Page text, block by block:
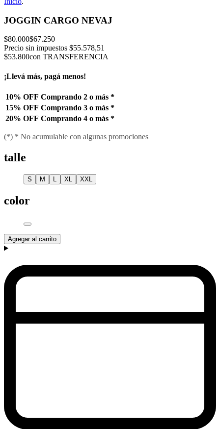
JOGGIN CARGO NEVAJ
$80.000$67.250
Precio sin impuestos $55.578,51
$53.800con TRANSFERENCIA
¡Llevá más, pagá menos!
10% OFF Comprando 2 o más *
15% OFF Comprando 3 o más *
20% OFF Comprando 4 o más *
(*) * No acumulable con algunas promociones
talle
S M XL XXL
color
Agregar al carrito